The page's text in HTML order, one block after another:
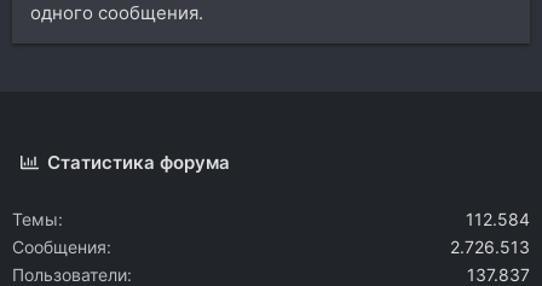
одного сообщения.
Статистика форума
Темы
112.584
Сообщения
2.726.513
Пользователи
137.837